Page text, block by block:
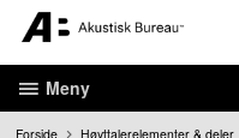
innholdet
Meny
Forside Høyttalerelementer & deler